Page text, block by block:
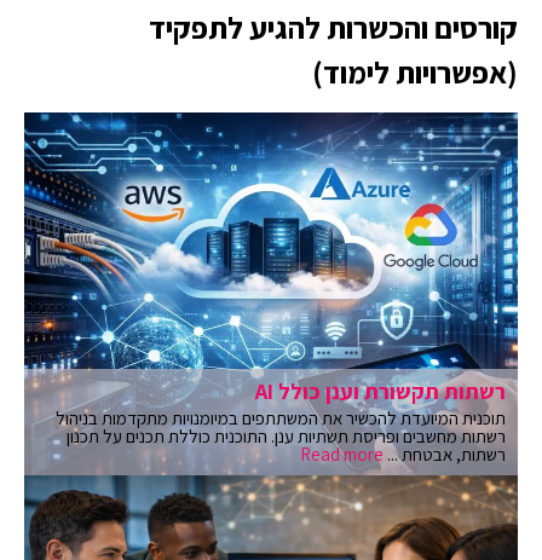
קורסים והכשרות להגיע לתפקיד
(אפשרויות לימוד)
רשתות תקשורת וענן כולל AI
תוכנית המיועדת להכשיר את המשתתפים במיומנויות מתקדמות בניהול
רשתות מחשבים ופריסת תשתיות ענן. התוכנית כוללת תכנים על תכנון
רשתות, אבטחת ... Read more